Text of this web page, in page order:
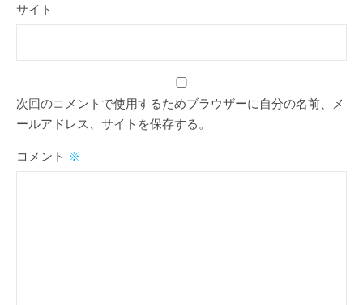
サイト
次回のコメントで使用するためブラウザーに自分の名前、メ
ールアドレス、サイトを保存する。
コメント ※